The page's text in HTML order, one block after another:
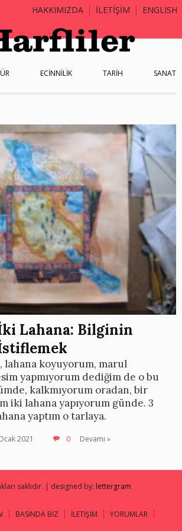
HAKKIMIZDA İLETİŞİM ENGLISH
ECİNNİLİK TARİH SANAT
Lahana: Bilginin
lahana koyuyorum, marul
yapmıyorum dediğim de o bu
kalkmıyorum oradan, bir
iki lahana yapıyorum günde. 3
yaptım o tarlaya.
2021 0 Devamı »
saklıdır. | designed by: lettergram
BASINDA BİZ İLETİŞİM
YORUMLAR